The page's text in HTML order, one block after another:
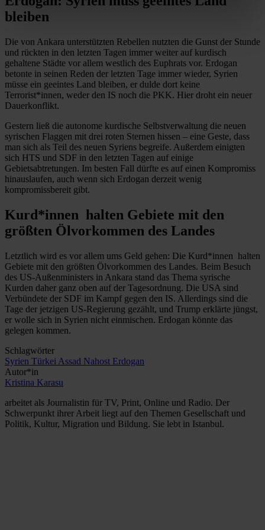
bleiben
Die von Ankara unterstützten Rebellen nutzten die Gunst der Stunde
und rückten in den letzten Tagen immer weiter auf kurdisch
gehaltene Städte vor allem westlich des Euphrats vor. Erdogan
betonte in seinen Reden der letzten Tage immer wieder, Syrien
müsse ein geeintes Land bleiben, er dulde dort keine
Terrorist*innen, weder den IS noch die PKK. Hier droht ein neuer
Dauerkonflikt.
Gestern ließ die autonome kurdische Selbstverwaltung die neuen
syrischen Flaggen mit drei roten Sternen hissen – eine Geste, dass
man sich als Teil des neuen Syriens begreife. Außerdem einigten
sich HTS und SDF in den letzten Tagen auf einige
Gebietsabtretungen. Im besten Fall dürfte es auf einen Kompromiss
hinauslaufen, auch wenn sich Erdogan derzeit wenig
kompromissbereit gibt.
Kurd*innen halten Gebiete mit den
größten Ölvorkommen des Landes
Letztlich wird es vor allem ums Geld gehen: Die Kurd*innen halten
Gebiete mit den größten Ölvorkommen des Landes. Beim Besuch
des US-Außenministers in Ankara stand das Thema syrische
Kurden daher ganz oben auf der Tagesordnung. Die USA sind
Verbündete der SDF im Kampf gegen den IS. Allerdings sind die
Tage der jetzigen US-Regierung gezählt, und Trump erklärte jüngst,
er wolle sich in Syrien nicht einmischen. Erdogan könnte das
gelegen kommen.
Schlagwörter
Syrien Türkei Assad Nahost Erdogan
Autor*in
Kristina Karasu
arbeitet als Journalistin für TV, Print, Online und Radio. Der
Schwerpunkt ihrer Arbeit liegt auf den Themen Gesellschaft und
Politik, Kultur, Migration und Bildung. Sie lebt in Istanbul.